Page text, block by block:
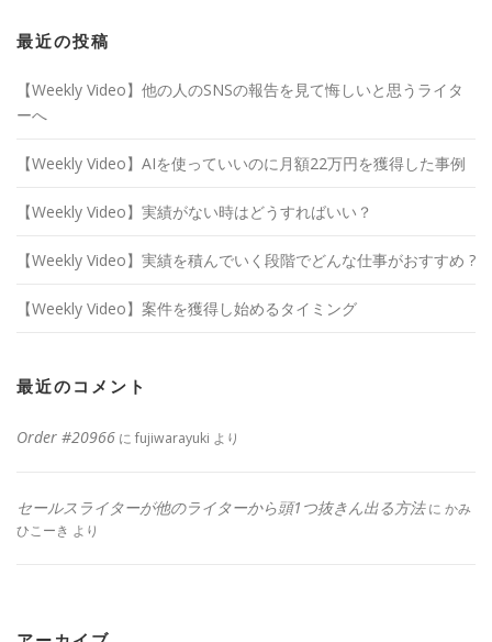
最近の投稿
【Weekly Video】他の人のSNSの報告を見て悔しいと思うライタ
ーへ
【Weekly Video】AIを使っていいのに月額22万円を獲得した事例
【Weekly Video】実績がない時はどうすればいい？
【Weekly Video】実績を積んでいく段階でどんな仕事がおすすめ ?
【Weekly Video】案件を獲得し始めるタイミング
最近のコメント
Order #20966 に fujiwarayuki より
セールスライターが他のライターから頭1つ抜きん出る方法に かみ
ひこーき より